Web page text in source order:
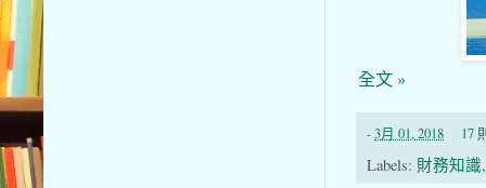
全文 »
-3月 01, 2018 17
Labels: 財務知識